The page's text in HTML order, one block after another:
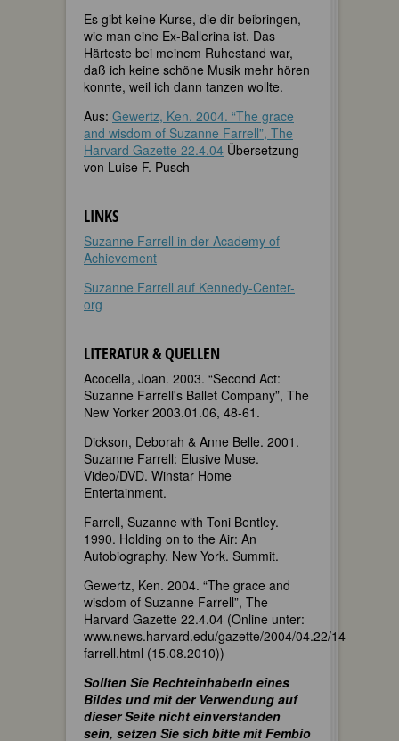
Es gibt keine Kurse, die dir beibringen,
wie man eine Ex-Ballerina ist. Das
Härteste bei meinem Ruhestand war,
daß ich keine schöne Musik mehr hören
konnte, weil ich dann tanzen wollte.
Aus: Gewertz, Ken. 2004. “The grace
and wisdom of Suzanne Farrell”, The
Harvard Gazette 22.4.04 Übersetzung
von Luise F. Pusch
LINKS
Suzanne Farrell in der Academy of
Achievement
Suzanne Farrell auf Kennedy-Center-
org
LITERATUR & QUELLEN
Acocella, Joan. 2003. “Second Act:
Suzanne Farrell's Ballet Company”, The
New Yorker 2003.01.06, 48-61.
Dickson, Deborah & Anne Belle. 2001.
Suzanne Farrell: Elusive Muse.
Video/DVD. Winstar Home
Entertainment.
Farrell, Suzanne with Toni Bentley.
1990. Holding on to the Air: An
Autobiography. New York. Summit.
Gewertz, Ken. 2004. “The grace and
wisdom of Suzanne Farrell”, The
Harvard Gazette 22.4.04 (Online unter:
www.news.harvard.edu/gazette/2004/04.22/14-
farrell.html (15.08.2010))
Sollten Sie RechteinhaberIn eines
Bildes und mit der Verwendung auf
dieser Seite nicht einverstanden
sein, setzen Sie sich bitte mit Fembio